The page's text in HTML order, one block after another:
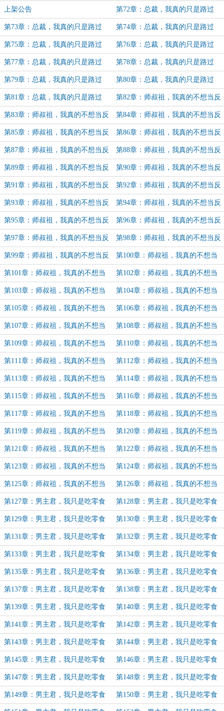
（29） （30）
上架公告 第72章：总裁，我真的只是路过
（31）
第73章：总裁，我真的只是路过
（32）
第74章：总裁，我真的只是路过
（33）
第75章：总裁，我真的只是路过
（34）
第76章：总裁，我真的只是路过
（35）
第77章：总裁，我真的只是路过
（36）
第78章：总裁，我真的只是路过
（37）
第79章：总裁，我真的只是路过
（38）
第80章：总裁，我真的只是路过
（39）
第81章：总裁，我真的只是路过
（完）
第82章：师叔祖，我真的不想当反
派（1）
第83章：师叔祖，我真的不想当反
派（2）
第84章：师叔祖，我真的不想当反
派（3）
第85章：师叔祖，我真的不想当反
派（4）
第86章：师叔祖，我真的不想当反
派（5）
第87章：师叔祖，我真的不想当反
派（6）
第88章：师叔祖，我真的不想当反
派（7）
第89章：师叔祖，我真的不想当反
派（8）
第90章：师叔祖，我真的不想当反
派（9）
第91章：师叔祖，我真的不想当反
派（10）
第92章：师叔祖，我真的不想当反
派（11）
第93章：师叔祖，我真的不想当反
派（12）
第94章：师叔祖，我真的不想当反
派（13）
第95章：师叔祖，我真的不想当反
派（14）
第96章：师叔祖，我真的不想当反
派（15）
第97章：师叔祖，我真的不想当反
派（16）
第98章：师叔祖，我真的不想当反
派（17）
第99章：师叔祖，我真的不想当反
派（18）
第100章：师叔祖，我真的不想当
反派（19）
第101章：师叔祖，我真的不想当
反派（20）
第102章：师叔祖，我真的不想当
反派（21）
第103章：师叔祖，我真的不想当
反派（22）
第104章：师叔祖，我真的不想当
反派（23）
第105章：师叔祖，我真的不想当
反派（24）
第106章：师叔祖，我真的不想当
反派（25）
第107章：师叔祖，我真的不想当
反派（26）
第108章：师叔祖，我真的不想当
反派（27）
第109章：师叔祖，我真的不想当
反派（28）
第110章：师叔祖，我真的不想当
反派（29）
第111章：师叔祖，我真的不想当
反派（30）
第112章：师叔祖，我真的不想当
反派（31）
第113章：师叔祖，我真的不想当
反派（32）
第114章：师叔祖，我真的不想当
反派（33）（加更）
第115章：师叔祖，我真的不想当
反派（34）
第116章：师叔祖，我真的不想当
反派（35）
第117章：师叔祖，我真的不想当
反派（36）
第118章：师叔祖，我真的不想当
反派（37）
第119章：师叔祖，我真的不想当
反派（38）
第120章：师叔祖，我真的不想当
反派（39）（加更）
第121章：师叔祖，我真的不想当
反派（40）
第122章：师叔祖，我真的不想当
反派（41）
第123章：师叔祖，我真的不想当
反派（42）
第124章：师叔祖，我真的不想当
反派（43）
第125章：师叔祖，我真的不想当
反派（44）
第126章：师叔祖，我真的不想当
反派（完）
第127章：男主君，我只是吃零食
群众（1）
第128章：男主君，我只是吃零食
群众（2）
第129章：男主君，我只是吃零食
群众（3）
第130章：男主君，我只是吃零食
群众（4）
第131章：男主君，我只是吃零食
群众（5）
第132章：男主君，我只是吃零食
群众（6）
第133章：男主君，我只是吃零食
群众（7）
第134章：男主君，我只是吃零食
群众（8）（加更）
第135章：男主君，我只是吃零食
群众（9）
第136章：男主君，我只是吃零食
群众（10）
第137章：男主君，我只是吃零食
群众（11）
第138章：男主君，我只是吃零食
群众（12）
第139章：男主君，我只是吃零食
群众（13）
第140章：男主君，我只是吃零食
群众（14）
第141章：男主君，我只是吃零食
群众（15）（加更）
第142章：男主君，我只是吃零食
群众（16）
第143章：男主君，我只是吃零食
群众（17）
第144章：男主君，我只是吃零食
群众（18）
第145章：男主君，我只是吃零食
群众（19）
第146章：男主君，我只是吃零食
群众（20）
第147章：男主君，我只是吃零食
群众（21）
第148章：男主君，我只是吃零食
群众（22）
第149章：男主君，我只是吃零食 第150章：男主君，我只是吃零食